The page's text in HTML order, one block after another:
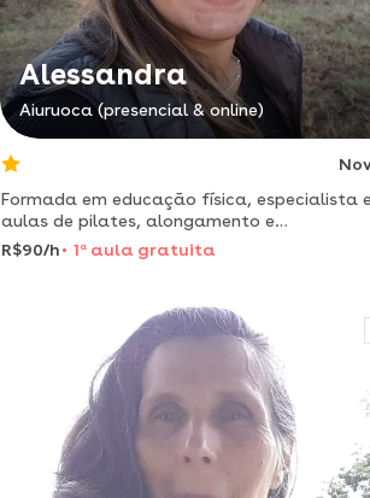
Alessandra
Aiuruoca (presencial & online)
Formada em educação física, especialista
aulas de pilates, alongamento e
condicionamento físico.
R$90/h 1 a aula gratuita